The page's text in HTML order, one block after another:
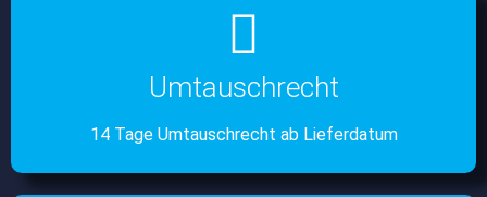
Umtauschrecht
14 Tage Umtauschrecht ab Lieferdatum